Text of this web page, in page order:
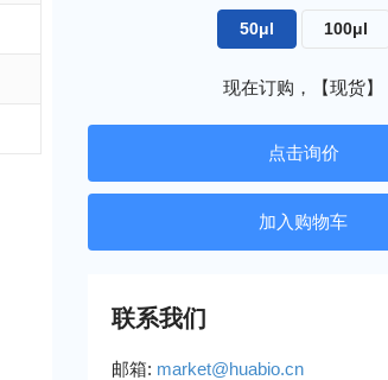
50μl 100μl
现在订购，【现货】
点击询价
联系我们
邮箱: market@huabio.cn